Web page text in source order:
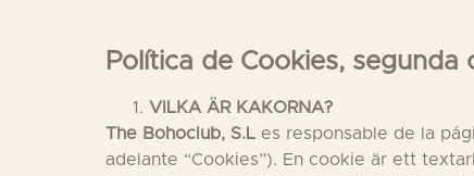
Política de Cookies, segunda
VILKA ÄR KAKORNA?
The Bohoclub, S.L es responsable de la
adelante “Cookies”). En cookie är ett